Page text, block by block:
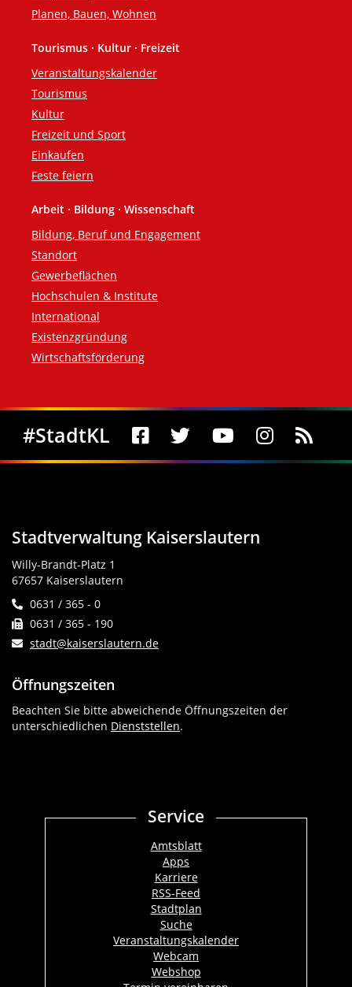
Planen, Bauen, Wohnen
Tourismus · Kultur · Freizeit
Veranstaltungskalender
Tourismus
Kultur
Freizeit und Sport
Einkaufen
Feste feiern
Arbeit · Bildung · Wissenschaft
Bildung, Beruf und Engagement
Standort
Gewerbeflächen
Hochschulen & Institute
International
Existenzgründung
Wirtschaftsförderung
Social Media
#StadtKL
Stadtverwaltung Kaiserslautern
Willy-Brandt-Platz 1
67657 Kaiserslautern
0631 / 365 - 0
0631 / 365 - 190
stadt@kaiserslautern.de
Öffnungszeiten
Beachten Sie bitte abweichende Öffnungszeiten der
unterschiedlichen Dienststellen.
Service
Amtsblatt
Apps
Karriere
RSS-Feed
Stadtplan
Suche
Veranstaltungskalender
Webcam
Webshop